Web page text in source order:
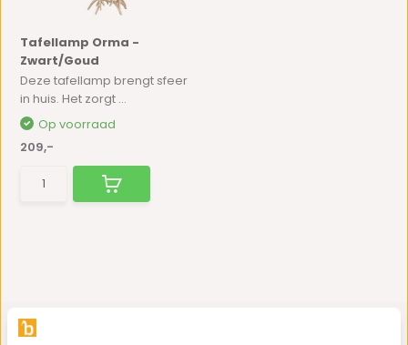
Tafellamp Orma -
Zwart/Goud
Deze tafellamp brengt sfeer
in huis. Het zorgt ...
Op voorraad
209,-